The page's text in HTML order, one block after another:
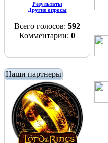
Результаты
Другие опросы
Всего голосов: 592
Комментарии: 0
Наши партнеры